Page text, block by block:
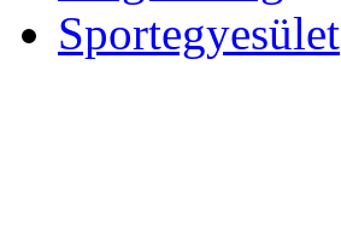
Sportegyesület